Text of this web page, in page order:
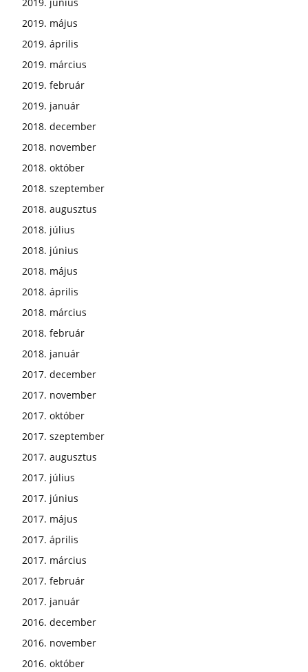
2019. május
2019. április
2019. március
2019. február
2019. január
2018. december
2018. november
2018. október
2018. szeptember
2018. augusztus
2018. július
2018. június
2018. május
2018. április
2018. március
2018. február
2018. január
2017. december
2017. november
2017. október
2017. szeptember
2017. augusztus
2017. július
2017. június
2017. május
2017. április
2017. március
2017. február
2017. január
2016. december
2016. november
2016. október